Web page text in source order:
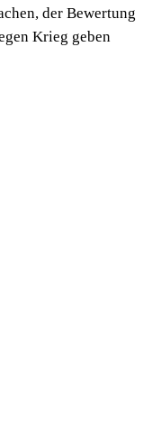
der Bewertung
Krieg geben